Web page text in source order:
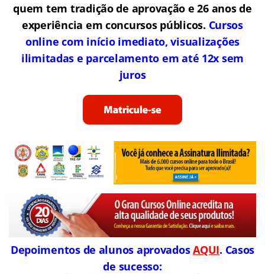
quem tem tradição de aprovação e 26 anos de
experiência em concursos públicos. Cursos
online com início imediato, visualizações
ilimitadas e parcelamento em até 12x sem
juros
Depoimentos de alunos aprovadosAQUI. Casos
de sucesso: